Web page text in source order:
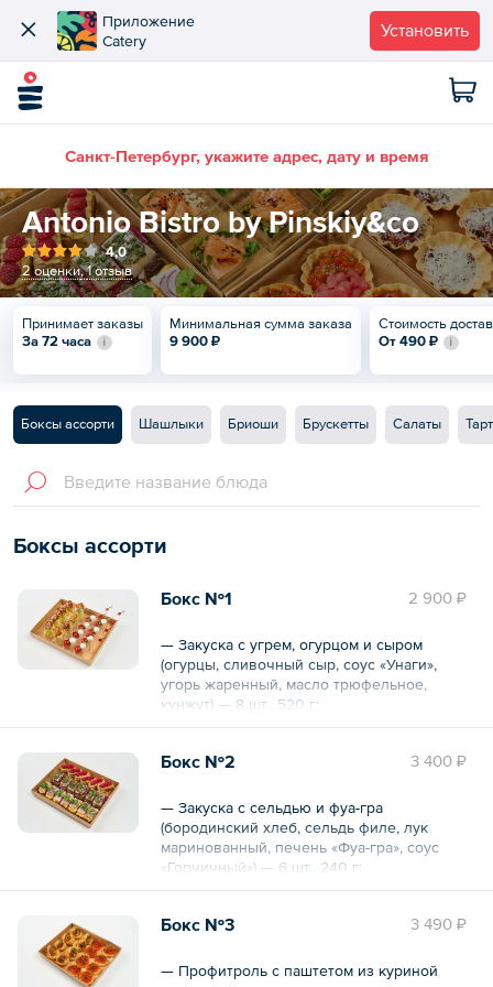
Приложение
Catery
Установить
Санкт-Петербург, укажите адрес, дату и время
Antonio Bistro by Pinskiy&co
4,0
2 оценки,1 отзыв
Принимает заказы
За 72 часа
Минимальная сумма заказа
9 900 ₽
Стоимость
От 490 ₽
Боксы ассорти Шашлыки Бриоши Брускетты Салаты
Боксы ассорти
2 900 ₽
Бокс №1
— Закуска с угрем, огурцом и сыром
(огурцы, сливочный сыр, соус «Унаги»,
угорь жаренный, масло трюфельное,
кунжут) — 8 шт., 520 г;
— Канапе с томатами «Черри» и сыром
«Моцарелла»-бэйби, базилик) — 8 шт., 184 г.
Общий вес – 704 г
3 400 ₽
Бокс №2
— Закуска с сельдью и фуа-гра
(бородинский хлеб, сельдь филе, лук
маринованный, печень «Фуа-гра», соус
«Горчичный») — 6 шт., 240 г;
— Закуска с сельдью и луком (бородинский
маринованный) — 7 шт., 315 г;
риет, малина свежая) — 6 шт., 210 г.
3 490 ₽
Бокс №3
— Профитроль с паштетом из куриной